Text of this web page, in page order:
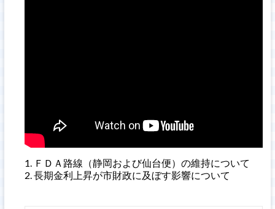
ＦＤＡ路線（静岡および仙台便）の維持について
長期金利上昇が市財政に及ぼす影響について